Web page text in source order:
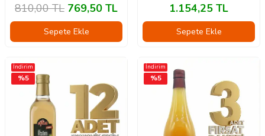
810,00TL 769,50 TL
Sepete Ekle
1.154,25 TL
Sepete Ekle
İndirim
%5
İndirim
%5